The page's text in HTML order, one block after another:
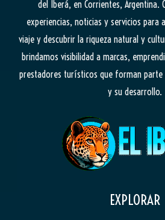
del Iberá, en Corrientes, Argentina.
experiencias, noticias y servicios para
viaje y descubrir la riqueza natural y
brindamos visibilidad a marcas,
prestadores turísticos que forman parte
y su desarrollo.
EXPLORAR